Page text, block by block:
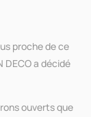
proche de ce
DECO a décidé
ouverts que